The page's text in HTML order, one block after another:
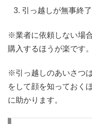
引っ越しが無事終
※業者に依頼しない場
購入するほうが楽です。
※引っ越しのあいさつ
をして顔を知っておく
に助かります。